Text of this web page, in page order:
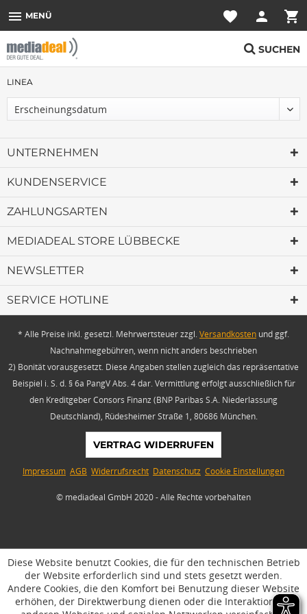
menu MENÜ favorite person shopping_cart
SUCHEN
LINEA
UNTERNEHMEN
KUNDENSERVICE
ZAHLUNGSARTEN
MEDIADEAL STORE LÜBBECKE
NEWSLETTER
SERVICE HOTLINE
* Alle Preise inkl. gesetzl. Mehrwertsteuer zzgl.Versandkosten und ggf.
Nachnahmegebühren, wenn nicht anders beschrieben
2) Bonität vorausgesetzt. Diese Angaben stellen zugleich das repräsentative
Beispiel i. S. d. § 6a PangV Abs. 4 dar. Vermittlung erfolgt ausschließlich für
den Kreditgeber Consors Finanz (BNP Paribas S.A. Niederlassung
Deutschland), Rüdesheimer Straße 1, 80686 München.
VERTRAG WIDERRUFEN
Impressum AGB Widerrufsrecht Datenschutz Cookie Einstellungen
© mediadeal GmbH 2020 - Alle Rechte vorbehalten
Diese Website benutzt Cookies, die für den technischen Betrieb
der Website erforderlich sind und stets gesetzt werden.
Andere Cookies, die den Komfort bei Benutzung dieser Website
erhöhen, der Direktwerbung dienen oder die Interaktion mit